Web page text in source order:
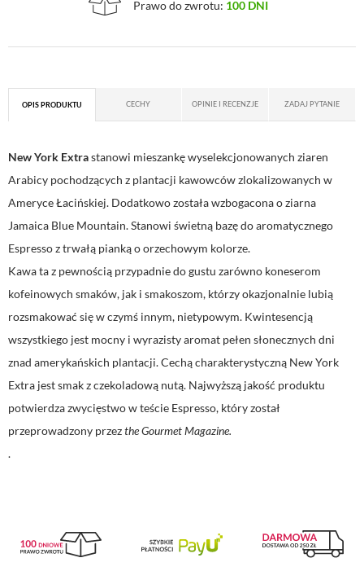
Prawo do zwrotu: 100 DNI
OPIS PRODUKTU CECHY OPINIE I RECENZJE ZADAJ PYTANIE
New York Extrastanowi mieszankę wyselekcjonowanych ziaren
Arabicy pochodzących z plantacji kawowców zlokalizowanych w
Ameryce Łacińskiej. Dodatkowo została wzbogacona o ziarna
Jamaica Blue Mountain. Stanowi świetną bazę do aromatycznego
Espresso z trwałą pianką o orzechowym kolorze.
Kawa ta z pewnością przypadnie do gustu zarówno koneserom
kofeinowych smaków, jak i smakoszom, którzy okazjonalnie lubią
rozsmakować się w czymś innym, nietypowym. Kwintesencją
wszystkiego jest mocny i wyrazisty aromat pełen słonecznych dni
znad amerykańskich plantacji. Cechą charakterystyczną New York
Extra jest smak z czekoladową nutą. Najwyższą jakość produktu
potwierdza zwycięstwo w teście Espresso, który został
przeprowadzony przezthe Gourmet Magazine.
.